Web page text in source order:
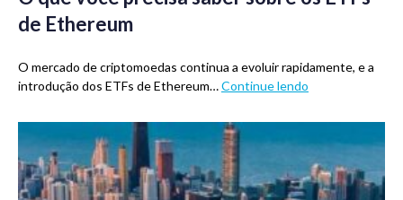
de Ethereum
O mercado de criptomoedas continua a evoluir rapidamente, e a
introdução dos ETFs de Ethereum…Continue lendo